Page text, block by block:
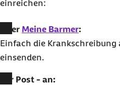
einreichen:
Über Meine Barmer:
Einfach die
einsenden.
Per Post - an: